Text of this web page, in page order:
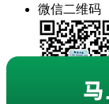
微信二维码